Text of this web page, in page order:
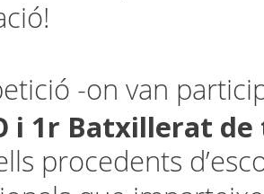
-on van
i 1r Batxillerat
procedents